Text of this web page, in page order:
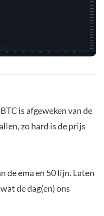
is afgeweken van de
zo hard is de prijs
de ema en 50 lijn. Laten
de dag(en) ons